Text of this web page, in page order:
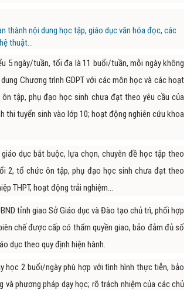
thành nội dung học tập, giáo dục văn hóa đọc, các
thuật...
5 ngày/tuần, tối đa là 11 buổi/tuần, mỗi ngày không
Chương trình GDPT với các môn học và các hoạt
tập, phụ đạo học sinh chưa đạt theo yêu cầu của
thi tuyển sinh vào lớp 10; hoạt động nghiên cứu khoa
dục bắt buộc, lựa chọn, chuyên đề học tập theo
2, tổ chức ôn tập, phụ đạo học sinh chưa đạt theo
THPT, hoạt động trải nghiệm...
tỉnh giao Sở Giáo dục và Đào tạo chủ trì, phối hợp
chế được cấp có thẩm quyền giao, bảo đảm đủ số
dục theo quy định hiện hành.
học 2 buổi/ngày phù hợp với tình hình thực tiễn, bảo
phương pháp dạy học; rõ trách nhiệm của các chủ